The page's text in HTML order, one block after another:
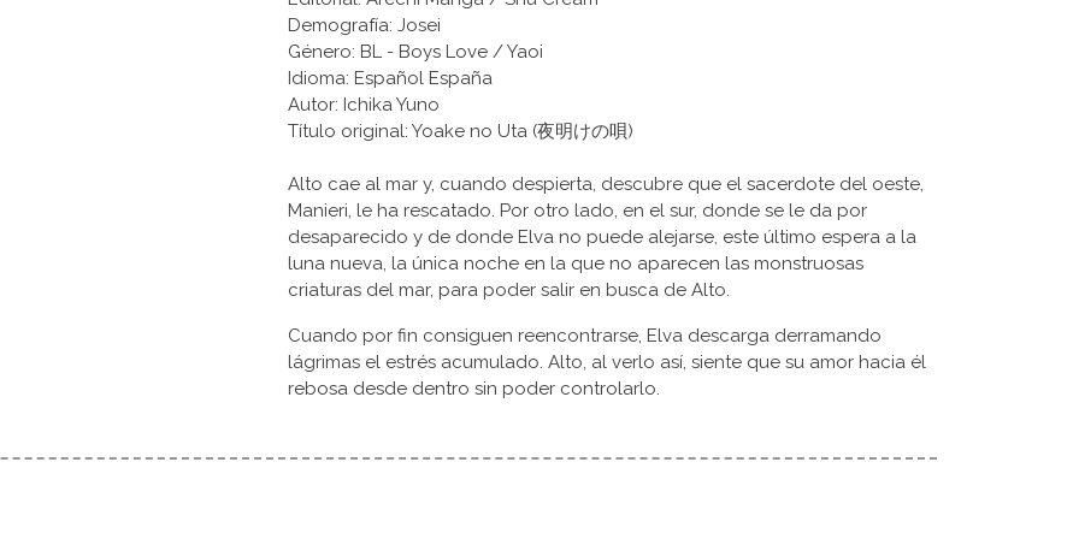
Demografía: Josei
Género: BL - Boys Love / Yaoi
Idioma: Español España
Autor: Ichika Yuno
Título original: Yoake no Uta (夜明けの唄)
Alto cae al mar y, cuando despierta, descubre que el sacerdote del oeste,
Manieri, le ha rescatado. Por otro lado, en el sur, donde se le da por
desaparecido y de donde Elva no puede alejarse, este último espera a la
luna nueva, la única noche en la que no aparecen las monstruosas
criaturas del mar, para poder salir en busca de Alto.
Cuando por fin consiguen reencontrarse, Elva descarga derramando
lágrimas el estrés acumulado. Alto, al verlo así, siente que su amor hacia él
rebosa desde dentro sin poder controlarlo.